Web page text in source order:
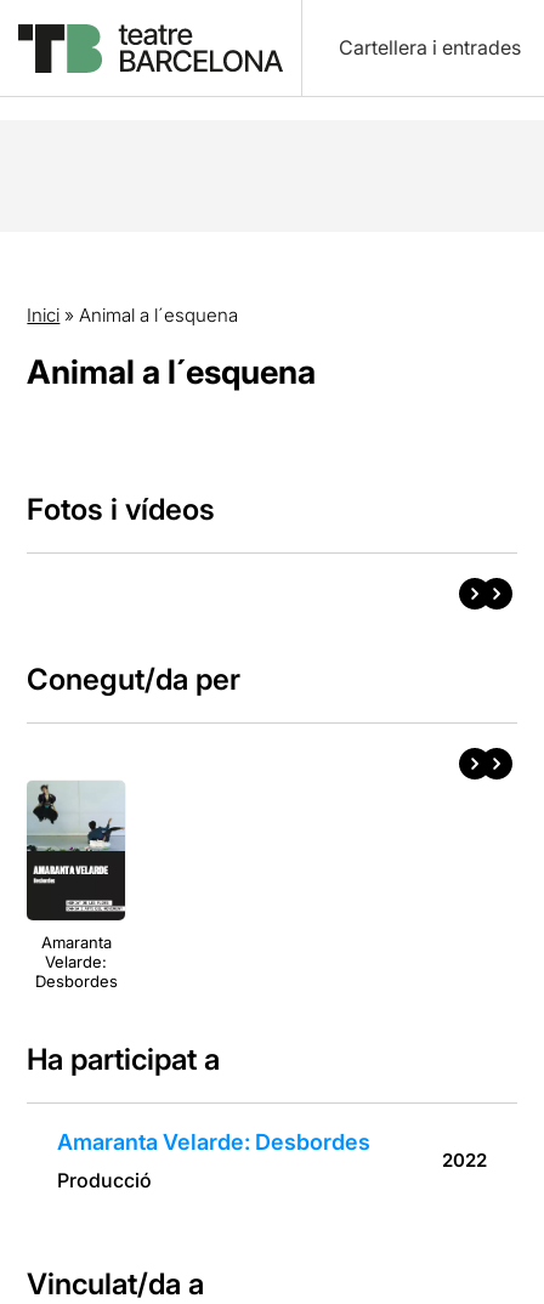
Cartellera i entrades
Inici »Animal a l´esquena
Animal a l´esquena
Fotos i vídeos
Conegut/da per
Amaranta
Velarde:
Desbordes
Ha participat a
Amaranta Velarde: Desbordes
Producció
2022
Vinculat/da a